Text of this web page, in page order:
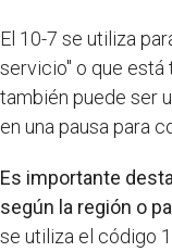
El 10-7 se utiliza
servicio" o que está
también puede ser
en una pausa para
Es importante
según la región o
se utiliza el código